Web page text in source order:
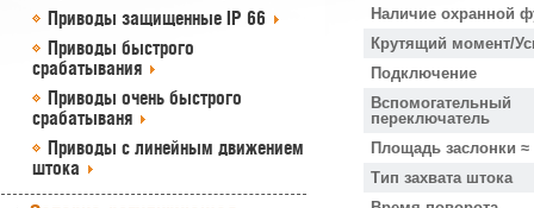
Приводы защищенные IP 66
Приводы быстрого
срабатывания
Приводы очень быстрого
срабатываня
Приводы с линейным движением
штока
Наличие охранной
Крутящий момент/
Подключение
Вспомогательный
переключатель
Площадь заслонки ≈
Тип захвата штока